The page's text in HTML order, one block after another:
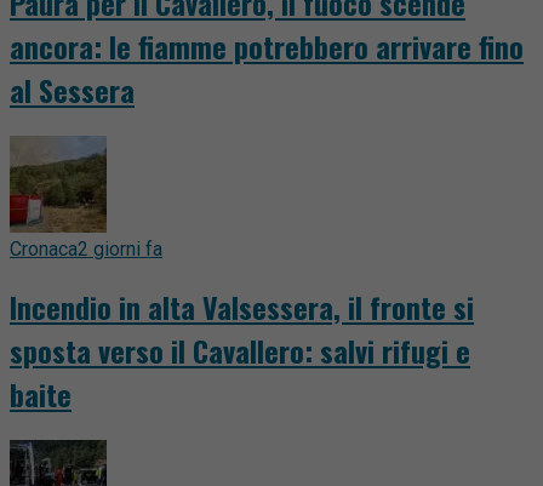
ancora: le fiamme potrebbero arrivare fino
al Sessera
Cronaca2 giorni fa
Incendio in alta Valsessera, il fronte si
sposta verso il Cavallero: salvi rifugi e
baite